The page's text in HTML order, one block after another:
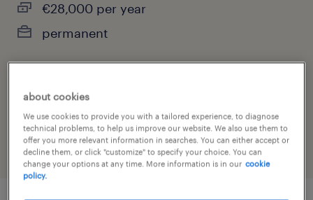
€28,000 per year
permanent
job category
manufacturing & production
about cookies
We use cookies to provide you with a tailored experience, to diagnose
technical problems, to help us improve our website. We also use them to
offer you more relevant information in searches. You can either accept or
decline them, or click "customize" to specify your choice. You can
change your options at any time. More information is in our cookie
policy.